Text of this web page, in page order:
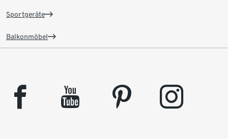
Sportgeräte
Balkonmöbel
facebook youtube pinterest instagram